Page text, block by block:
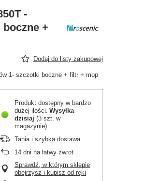
-
+
Dodaj do listy zakupowej
1- szczotki boczne + filtr + mop
Produkt dostępny w bardzo
dużej ilości Wysyłka
dzisiaj (3 szt. w
magazynie)
Tania i szybka dostawa
14 dni na łatwy zwrot
Sprawdź, w którym sklepie
obejrzysz i kupisz od ręki